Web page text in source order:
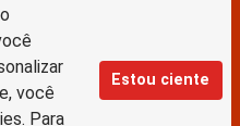
você
Para
Estou ciente
com uma Licença Creative Commons –